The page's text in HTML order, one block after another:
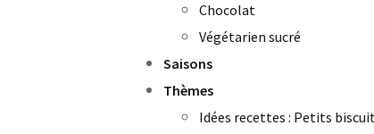
Chocolat
Végétarien sucré
Saisons
Thèmes
Idées recettes : Petits